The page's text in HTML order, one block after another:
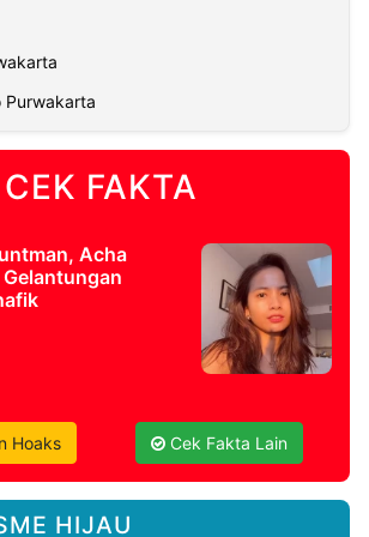
Purwakarta
CEK FAKTA
Acha
Hoaks Cek Fakta Lain
HIJAU